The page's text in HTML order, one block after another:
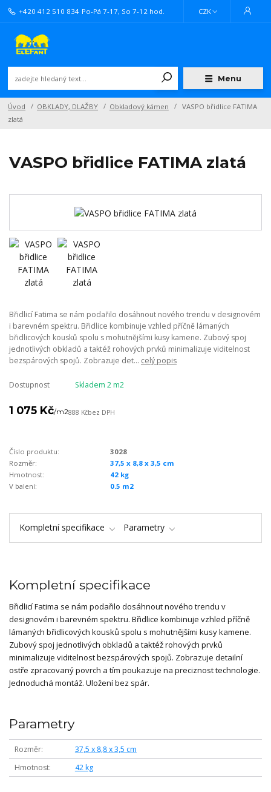
Menu
CZK
+420 412 510 834 Po-Pá 7-17, So 7-12 hod.
Úvod OBKLADY, DLAŽBY Obkladový kámen
VASPO břidlice FATIMA
zlatá
VASPO břidlice FATIMA zlatá
Břidlicí Fatima se nám podařilo dosáhnout nového trendu v designovém
i barevném spektru. Břidlice kombinuje vzhled příčně lámaných
břidlicových kousků spolu s mohutnějšími kusy kamene. Zubový spoj
jednotlivých obkladů a taktéž rohových prvků minimalizuje viditelnost
bezspárových spojů. Zobrazuje det... celý popis
Dostupnost Skladem 2 m2
1 075 Kč/m2888 Kčbez DPH
Číslo produktu:
3028
Rozměr:
37,5 x 8,8 x 3,5 cm
Hmotnost:
42 kg
V balení:
0.5 m2
Kompletní specifikace Parametry
Kompletní specifikace
Břidlicí Fatima se nám podařilo dosáhnout nového trendu v
designovém i barevném spektru. Břidlice kombinuje vzhled příčně
lámaných břidlicových kousků spolu s mohutnějšími kusy kamene.
Zubový spoj jednotlivých obkladů a taktéž rohových prvků
minimalizuje viditelnost bezspárových spojů. Zobrazuje detailní
ostře zpracovaný povrch a tím poukazuje na preciznost technologie.
Jednoduchá montáž. Uložení bez spár.
Parametry
Rozměr
37,5 x 8,8 x 3,5 cm
Hmotnost
42 kg